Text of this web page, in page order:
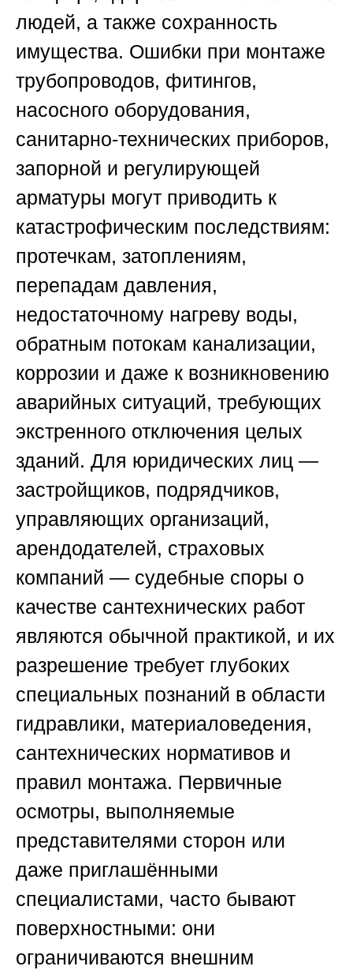
людей, а также сохранность
имущества. Ошибки при монтаже
трубопроводов, фитингов,
насосного оборудования,
санитарно-технических приборов,
запорной и регулирующей
арматуры могут приводить к
катастрофическим последствиям:
протечкам, затоплениям,
перепадам давления,
недостаточному нагреву воды,
обратным потокам канализации,
коррозии и даже к возникновению
аварийных ситуаций, требующих
экстренного отключения целых
зданий. Для юридических лиц —
застройщиков, подрядчиков,
управляющих организаций,
арендодателей, страховых
компаний — судебные споры о
качестве сантехнических работ
являются обычной практикой, и их
разрешение требует глубоких
специальных познаний в области
гидравлики, материаловедения,
сантехнических нормативов и
правил монтажа. Первичные
осмотры, выполняемые
представителями сторон или
даже приглашёнными
специалистами, часто бывают
поверхностными: они
ограничиваются внешним